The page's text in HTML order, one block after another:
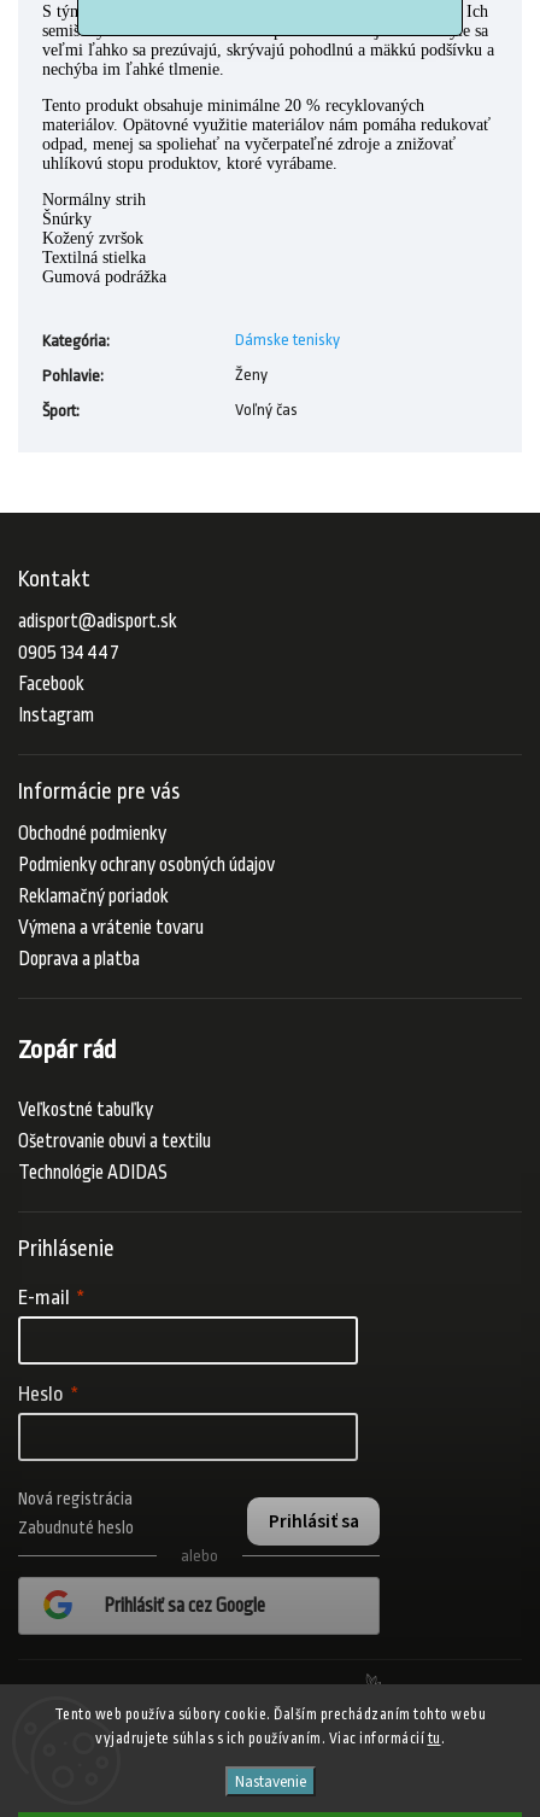
Tento web používa súbory cookie. Ďalším prechádzaním tohto webu
vyjadrujete súhlas s ich používaním. Viac informácií tu .
Nastavenie
S týmito štýlovými teniskami adidas určite nešliapnete vedľa. Ich
semišový zvršok a vulkanizovaná podrážka v skejterskom štýle sa
veľmi ľahko sa prezúvajú, skrývajú pohodlnú a mäkkú podšívku a
nechýba im ľahké tlmenie.
Tento produkt obsahuje minimálne 20 % recyklovaných
materiálov. Opätovné využitie materiálov nám pomáha redukovať
odpad, menej sa spoliehať na vyčerpateľné zdroje a znižovať
uhlíkovú stopu produktov, ktoré vyrábame.
Normálny strih
Šnúrky
Kožený zvršok
Textilná stielka
Gumová podrážka
Kategória:
Dámske tenisky
Pohlavie:
Ženy
Šport: Voľný čas
Kontakt
adisport@adisport.sk
0905 134 447
Facebook
Instagram
Informácie pre vás
Obchodné podmienky
Podmienky ochrany osobných údajov
Reklamačný poriadok
Výmena a vrátenie tovaru
Doprava a platba
Zopár rád
Veľkostné tabuľky
Ošetrovanie obuvi a textilu
Technológie ADIDAS
Prihlásenie
E-mail
Heslo
Prihlásiť sa
Nová registrácia
Zabudnuté heslo
alebo
Prihlásiť sa cez Google
ADISPORT.sk - adidas online športový obchod
práva vyhradené.